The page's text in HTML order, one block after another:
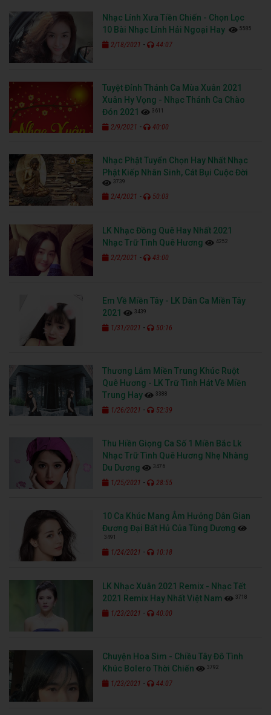
Nhạc Lính Xưa Tiền Chiến - Chọn Lọc
10 Bài Nhạc Lính Hải Ngoại Hay
5585
2/18/2021 - 44:07
Tuyệt Đỉnh Thánh Ca Mùa Xuân 2021
Xuân Hy Vọng - Nhạc Thánh Ca Chào
Đón 2021
3611
2/9/2021 - 40:00
Nhạc Phật Tuyển Chọn Hay Nhất Nhạc
Phật Kiếp Nhân Sinh, Cát Bụi Cuộc Đời
3739
2/4/2021 - 50:03
LK Nhạc Đồng Quê Hay Nhất 2021
Nhạc Trữ Tình Quê Hương
4252
2/2/2021 - 43:00
Em Về Miền Tây - LK Dân Ca Miền Tây
2021
3439
1/31/2021 - 50:16
Thương Lắm Miền Trung Khúc Ruột
Quê Hương - LK Trữ Tình Hát Về Miền
Trung Hay
3388
1/26/2021 - 52:39
Thu Hiền Giọng Ca Số 1 Miền Bắc Lk
Nhạc Trữ Tình Quê Hương Nhẹ Nhàng
Du Dương
3476
1/25/2021 - 28:55
10 Ca Khúc Mang Âm Hưởng Dân Gian
Đương Đại Bất Hủ Của Tùng Dương
3491
1/24/2021 - 10:18
LK Nhạc Xuân 2021 Remix - Nhạc Tết
2021 Remix Hay Nhất Việt Nam
3718
1/23/2021 - 40:00
Chuyện Hoa Sim - Chiều Tây Đô Tình
Khúc Bolero Thời Chiến
3792
1/23/2021 - 44:07